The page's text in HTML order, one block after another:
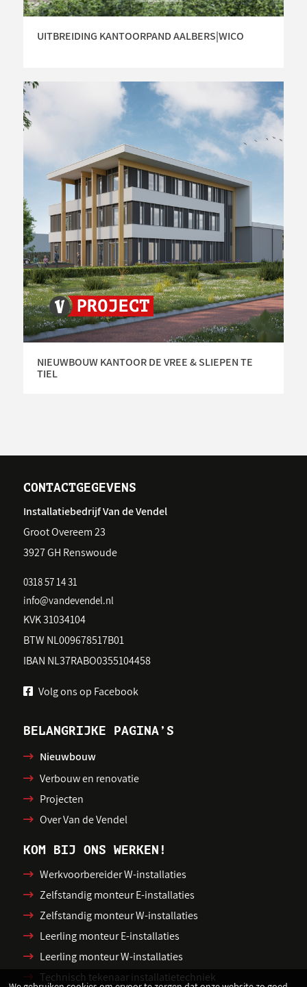
UITBREIDING KANTOORPAND AALBERS|WICO
NIEUWBOUW KANTOOR DE VREE & SLIEPEN TE
TIEL
CONTACTGEGEVENS
Installatiebedrijf Van de Vendel
Groot Overeem 23
3927 GH Renswoude
0318 57 14 31
info@vandevendel.nl
KVK 31034104
BTW NL009678517B01
IBAN NL37RABO0355104458
Volg ons op Facebook
BELANGRIJKE PAGINA’S
Nieuwbouw
Verbouw en renovatie
Projecten
Over Van de Vendel
KOM BIJ ONS WERKEN!
Werkvoorbereider W-installaties
Zelfstandig monteur E-installaties
Zelfstandig monteur W-installaties
Leerling monteur E-installaties
Leerling monteur W-installaties
Technisch tekenaar installatietechniek